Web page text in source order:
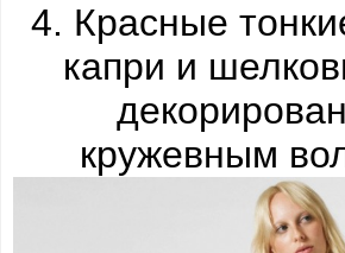
4. Красные
капри и
кружевным